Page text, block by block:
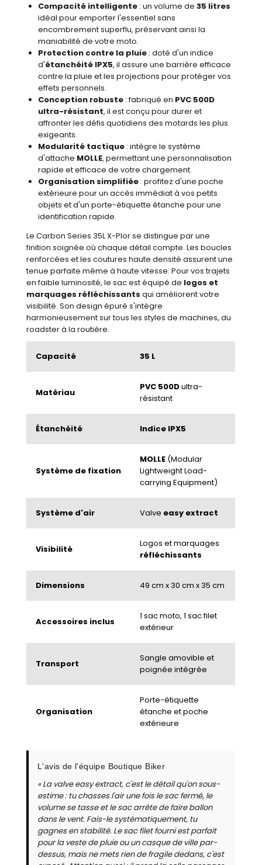
Compacité intelligente : un volume de 35 litres
idéal pour emporter l'essentiel sans
encombrement superflu, préservant ainsi la
maniabilité de votre moto.
Protection contre la pluie : doté d'un indice
d'étanchéité IPX5, il assure une barrière efficace
contre la pluie et les projections pour protéger vos
effets personnels.
Conception robuste : fabriqué en PVC 500D
ultra-résistant, il est conçu pour durer et
affronter les défis quotidiens des motards les plus
exigeants.
Modularité tactique : intègre le système
d'attache MOLLE, permettant une personnalisation
rapide et efficace de votre chargement.
Organisation simplifiée : profitez d'une poche
extérieure pour un accès immédiat à vos petits
objets et d'un porte-étiquette étanche pour une
identification rapide.
Le Carbon Series 35L X-Plor se distingue par une
finition soignée où chaque détail compte. Les boucles
renforcées et les coutures haute densité assurent une
tenue parfaite même à haute vitesse. Pour vos trajets
en faible luminosité, le sac est équipé de logos et
marquages réfléchissants qui améliorent votre
visibilité. Son design épuré s'intègre
harmonieusement sur tous les styles de machines, du
roadster à la routière.
Capacité 35 L
Matériau
PVC 500Dultra-
résistant
Étanchéité Indice IPX5
Système de fixation
MOLLE (Modular
Lightweight Load-
carrying Equipment)
Système d'air Valve easy extract
Visibilité
Logos et marquages
réfléchissants
Dimensions 49 cm x 30 cm x 35 cm
Accessoires inclus
1 sac moto, 1 sac filet
extérieur
Transport
Sangle amovible et
poignée intégrée
Organisation
Porte-étiquette
étanche et poche
extérieure
L'avis de l'équipe Boutique Biker
« La valve easy extract, c'est le détail qu'on sous-
estime : tu chasses l'air une fois le sac fermé, le
volume se tasse et le sac arrête de faire ballon
dans le vent. Fais-le systématiquement, tu
gagnes en stabilité. Le sac filet fourni est parfait
pour la veste de pluie ou un casque de ville par-
dessus, mais ne mets rien de fragile dedans, c'est